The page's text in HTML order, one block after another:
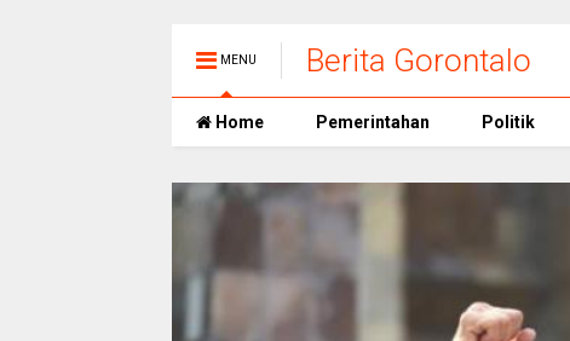
MENU Berita Gorontalo
Home Pemerintahan Politik